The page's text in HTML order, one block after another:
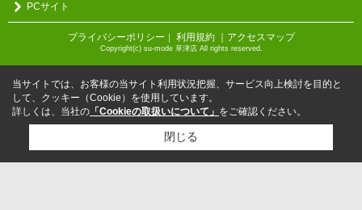
PCサイト
プライバシーポリシー 利用規約 ｜アクセスマップ
Copyright(c) su-mode 草津店 All rights reserved.
当サイトでは、お客様の当サイト利用状況把握、サービス向上検討を目的と
して、クッキー（Cookie）を使用しています。
詳しくは、当社の 「Cookieの取扱いについて」 をご確認ください。
閉じる